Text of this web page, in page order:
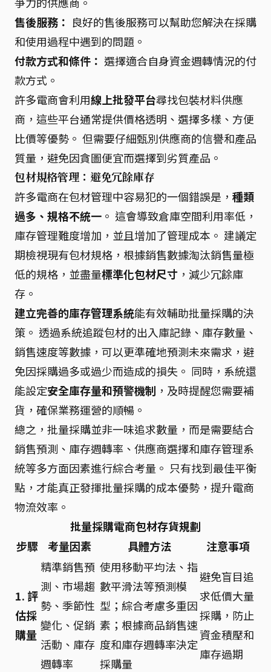
售後服務： 良好的售後服務可以幫助您解決在採購
和使用過程中遇到的問題。
付款方式和條件： 選擇適合自身資金週轉情況的付
款方式。
許多電商會利用線上批發平台尋找包裝材料供應
商，這些平台通常提供價格透明、選擇多樣、方便
比價等優勢。 但需要仔細甄別供應商的信譽和產品
質量，避免因貪圖便宜而選擇到劣質產品。
包材規格管理：避免冗餘庫存
許多電商在包材管理中容易犯的一個錯誤是， 種類
過多、規格不統一 。 這會導致倉庫空間利用率低，
庫存管理難度增加，並且增加了管理成本。 建議定
期檢視現有包材規格，根據銷售數據淘汰銷售量極
低的規格，並盡量標準化包材尺寸 ，減少冗餘庫
存。
建立完善的庫存管理系統能有效輔助批量採購的決
策。 透過系統追蹤包材的出入庫記錄、庫存數量、
銷售速度等數據，可以更準確地預測未來需求，避
免因採購過多或過少而造成的損失。 同時，系統還
能設定安全庫存量和預警機制 ，及時提醒您需要補
貨，確保業務運營的順暢。
總之，批量採購並非一味追求數量，而是需要結合
銷售預測、庫存週轉率、供應商選擇和庫存管理系
統等多方面因素進行綜合考量。 只有找到最佳平衡
點，才能真正發揮批量採購的成本優勢，提升電商
物流效率。
批量採購電商包材存貨規劃
步驟
考量因素 具體方法 注意事項
1. 評
估採
購量
精準銷售預
測、市場趨
勢、季節性
變化、促銷
活動、庫存
週轉率
使用移動平均法、指
數平滑法等預測模
型；綜合考慮多重因
素；根據商品銷售速
度和庫存週轉率決定
採購量
避免盲目追
求低價大量
採購，防止
資金積壓和
庫存過期